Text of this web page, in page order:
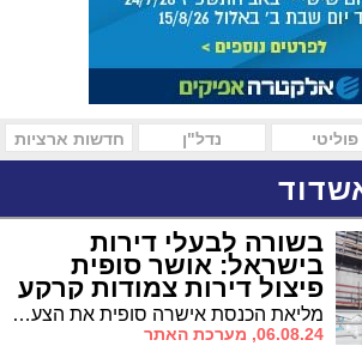
פוליטי נדל"ן חדשות ארציות
בשורה לבעלי דירות
בישראל: אושר סופית
פיצול דירות צמודות קרקע
מליאת הכנסת אישרה סופית את הצעת החוק המבקשת לאפשר לבצע פיצול דירות צמודות קרקע באמצעות הקלה בשני מסלולים ועל מנת להגדיל את היצע הדיור
06.08.24, מערכת האתר